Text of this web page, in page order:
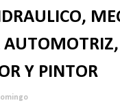
Y PINTOR